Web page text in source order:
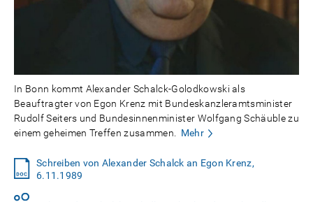
In Bonn kommt Alexander Schalck-Golodkowski als
Beauftragter von Egon Krenz mit Bundeskanzleramtsminister
Rudolf Seiters und Bundesinnenminister Wolfgang Schäuble zu
einem geheimen Treffen zusammen.
Mehr
Schreiben von Alexander Schalck an Egon Krenz,
6.11.1989